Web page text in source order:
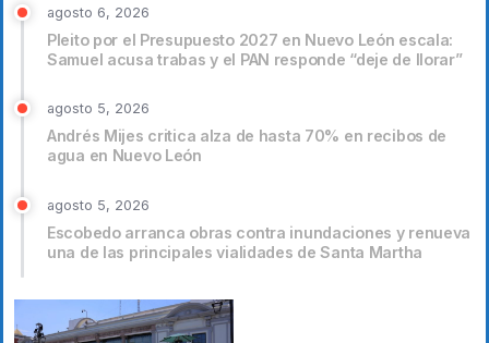
agosto 6, 2026
Pleito por el Presupuesto 2027 en Nuevo León escala:
Samuel acusa trabas y el PAN responde “deje de llorar”
agosto 5, 2026
Andrés Mijes critica alza de hasta 70% en recibos de
agua en Nuevo León
agosto 5, 2026
Escobedo arranca obras contra inundaciones y renueva
una de las principales vialidades de Santa Martha